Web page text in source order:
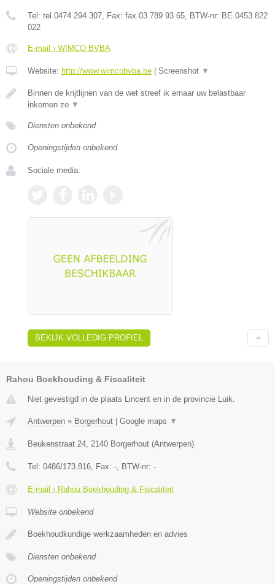
Tel: tel 0474 294 307, Fax: fax 03 789 93 65, BTW-nr: BE 0453 822
022
E-mail › WIMCO BVBA
Website: http://www.wimcobvba.be Screenshot ▼
Binnen de krijtlijnen van de wet streef ik ernaar uw belastbaar
inkomen zo ▼
Diensten onbekend
Openingstijden onbekend
Sociale media:
BEKIJK VOLLEDIG PROFIEL
Rahou Boekhouding & Fiscaliteit
Niet gevestigd in de plaats Lincent en in de provincie Luik.
Antwerpen » Borgerhout | Google maps ▼
Beukenstraat 24 2140 Borgerhout (Antwerpen)
Tel: 0486/173.816 , Fax: - , BTW-nr: -
E-mail › Rahou Boekhouding & Fiscaliteit
Website onbekend
Boekhoudkundige werkzaamheden en advies
Diensten onbekend
Openingstijden onbekend